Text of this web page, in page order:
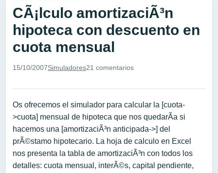
CÃ¡lculo amortizaciÃ³n
hipoteca con descuento en
cuota mensual
15/10/2007Simuladores21 comentarios
Os ofrecemos el simulador para calcular la [cuota-
>cuota] mensual de hipoteca que nos quedarÃ­a si
hacemos una [amortizaciÃ³n anticipada->] del
prÃ©stamo hipotecario. La hoja de calculo en Excel
nos presenta la tabla de amortizaciÃ³n con todos los
detalles: cuota mensual, interÃ©s, capital pendiente,